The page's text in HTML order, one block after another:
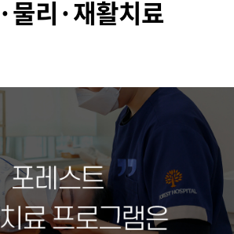
물리·재활치료